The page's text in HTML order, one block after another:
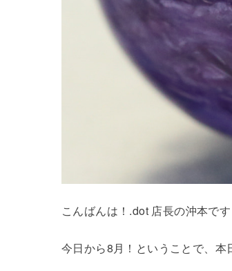
こんばんは！.dot 店長の沖本です
今日から8月！ということで、